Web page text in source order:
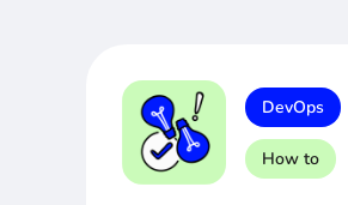
DevOps
How to